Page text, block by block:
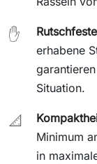
✋
erhabene
Situation.
📐
Minimum
in